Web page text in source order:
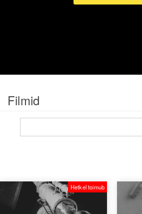
Filmid
Hetkel toimub